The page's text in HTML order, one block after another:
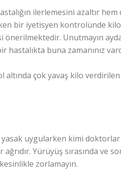
ilerlemesini azaltır hem
bir iyetisyen kontrolünde kilo
Unutmayın
buna zamanınız
altında çok yavaş kilo
uygularken kimi
Yürüyüş sırasında ve
zorlamayın.